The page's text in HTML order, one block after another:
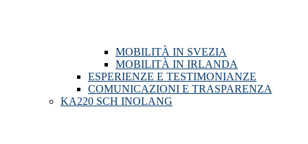
MOBILITÀ IN SVEZIA
MOBILITÀ IN IRLANDA
ESPERIENZE E TESTIMONIANZE
COMUNICAZIONI E TRASPARENZA
KA220 SCH INOLANG